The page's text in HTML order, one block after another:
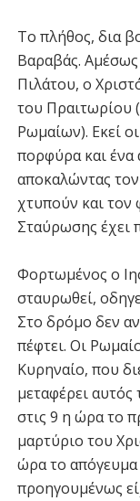
Το πλήθος, δια
Βαραβάς. Αμέσως
Πιλάτου, ο
του Πραιτωρίου
Ρωμαίων). Εκεί
πορφύρα και ένα
αποκαλώντας
χτυπούν και
Σταύρωσης έχει
Φορτωμένος ο
σταυρωθεί,
Στο δρόμο δεν
πέφτει. Οι
Κυρηναίο, που
μεταφέρει
στις 9 η ώρα το
μαρτύριο του
ώρα το
προηγουμένως